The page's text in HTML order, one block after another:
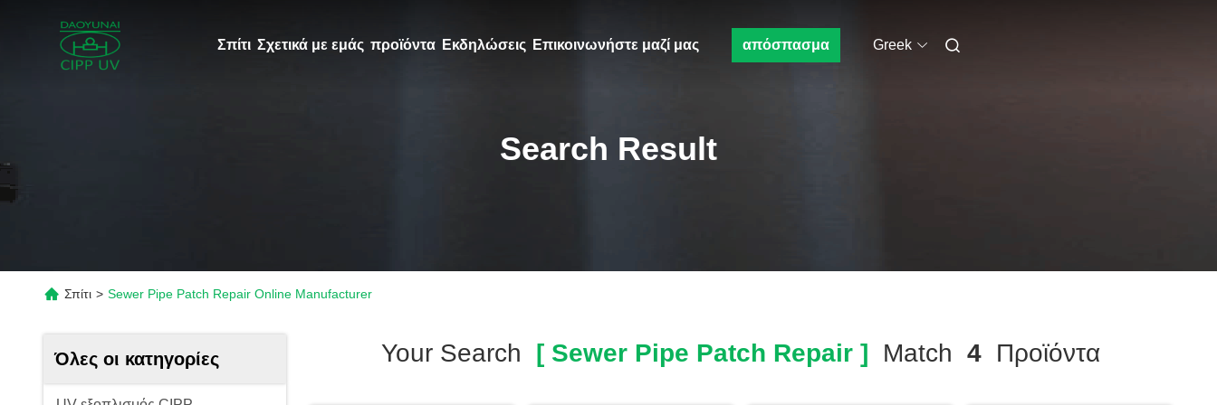
Σπίτι Σχετικά με εμάς προϊόντα Εκδηλώσεις Επικοινωνήστε μαζί μας απόσπασμα Greek
Search Result
Σπίτι > Sewer Pipe Patch Repair Online Manufacturer
Όλες οι κατηγορίες Your Search [ Sewer Pipe Patch Repair ] Match 4 Προϊόντα